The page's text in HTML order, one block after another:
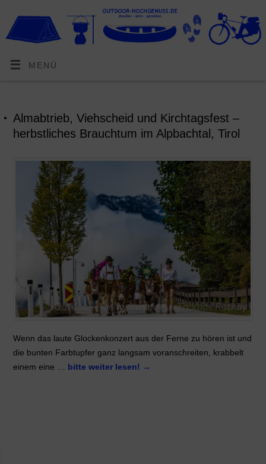
MENÜ
Almabtrieb, Viehscheid und Kirchtagsfest –
herbstliches Brauchtum im Alpbachtal, Tirol
Wenn das laute Glockenkonzert aus der Ferne zu hören ist und
die bunten Farbtupfer ganz langsam voranschreiten, krabbelt
einem eine … bitte weiter lesen! →